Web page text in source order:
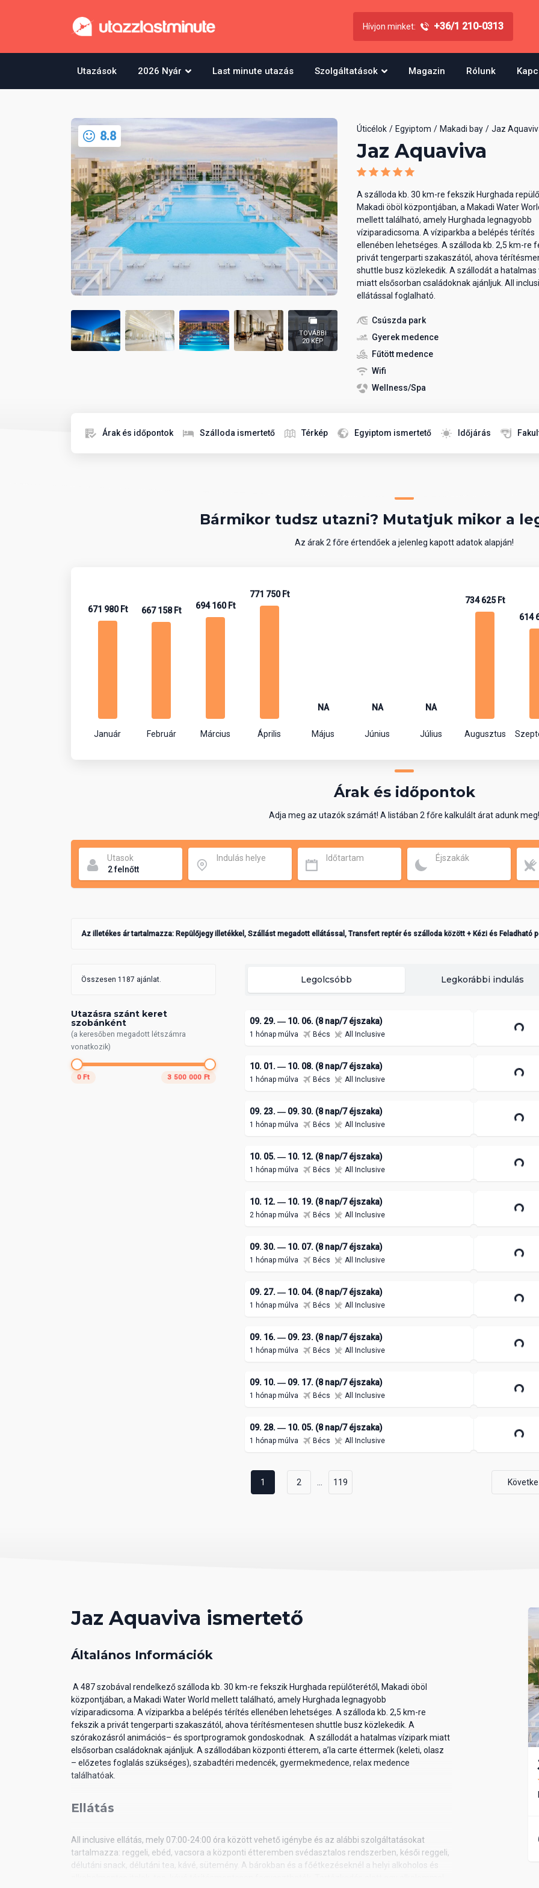
Hívjon minket: +36/1 210-0313
Utazások 2026 Nyár Last minute utazás Szolgáltatások Magazin Rólunk
8.8
TOVÁBBI
20 KÉP
Úticélok Egyiptom Makadi bay Jaz
Jaz Aquaviva
A szálloda kb. 30 km-re fekszik Hurghada
Makadi öböl központjában, a Makadi Water
mellett található, amely Hurghada legnagyobb
víziparadicsoma. A víziparkba a belépés térítés
ellenében lehetséges. A szálloda kb. 2,5 km-re
privát tengerparti szakaszától, ahova
shuttle busz közlekedik. A szállodát a hatalmas
miatt elsősorban családoknak ajánljuk. All
ellátással foglalható.
Csúszda park
Gyerek medence
Fűtött medence
Wifi
Wellness/Spa
Árak és időpontok Szálloda ismertető Térkép Egyiptom ismertető Időjárás
Bármikor tudsz utazni? Mutatjuk mikor a
Az árak 2 főre értendőek a jelenleg kapott adatok alapján!
671 980 Ft
Január
667 158 Ft
Február
694 160 Ft
Március
771 750 Ft
Április
NA
Május
NA
Június
NA
Július
734 625 Ft
Augusztus
614
Árak és időpontok
Adja meg az utazók számát! A listában 2 főre kalkulált árat adunk meg!
Utasok Indulás helye Időtartam Éjszakák
Az illetékes ár tartalmazza: Repülőjegy illetékkel, Szállást megadott ellátással, Transfert reptér és szálloda között + Kézi és Feladható
Összesen 1187 ajánlat.
Utazásra szánt keret
szobánként
(a keresőben megadott létszámra
vonatkozik)
0 Ft 3 500 000 Ft
Legolcsóbb Legkorábbi indulás
09. 29. ― 10. 06. (8 nap/7 éjszaka)
1 hónap múlva Bécs All Inclusive
10. 01. ― 10. 08. (8 nap/7 éjszaka)
1 hónap múlva Bécs All Inclusive
09. 23. ― 09. 30. (8 nap/7 éjszaka)
1 hónap múlva Bécs All Inclusive
10. 05. ― 10. 12. (8 nap/7 éjszaka)
1 hónap múlva Bécs All Inclusive
10. 12. ― 10. 19. (8 nap/7 éjszaka)
2 hónap múlva Bécs All Inclusive
09. 30. ― 10. 07. (8 nap/7 éjszaka)
1 hónap múlva Bécs All Inclusive
09. 27. ― 10. 04. (8 nap/7 éjszaka)
1 hónap múlva Bécs All Inclusive
09. 16. ― 09. 23. (8 nap/7 éjszaka)
1 hónap múlva Bécs All Inclusive
09. 10. ― 09. 17. (8 nap/7 éjszaka)
1 hónap múlva Bécs All Inclusive
09. 28. ― 10. 05. (8 nap/7 éjszaka)
1 hónap múlva Bécs All Inclusive
1 2 119
Jaz Aquaviva ismertető
Általános Információk
A 487 szobával rendelkező szálloda kb. 30 km-re fekszik Hurghada repülőterétől, Makadi öböl
központjában, a Makadi Water World mellett található, amely Hurghada legnagyobb
víziparadicsoma. A víziparkba a belépés térítés ellenében lehetséges. A szálloda kb. 2,5 km-re
fekszik a privát tengerparti szakaszától, ahova térítésmentesen shuttle busz közlekedik. A
szórakozásról animációs– és sportprogramok gondoskodnak. A szállodát a hatalmas vízipark miatt
elsősorban családoknak ajánljuk. A szállodában központi étterem, a’la carte éttermek (keleti, olasz
– előzetes foglalás szükséges), szabadtéri medencék, gyermekmedence, relax medence
találhatóak.
Ellátás
All inclusive ellátás, mely 07:00-24:00 óra között vehető igénybe és az alábbi szolgáltatásokat
tartalmazza: reggeli, ebéd, vacsora a központi étteremben svédasztalos rendszerben, késői reggeli,
délutáni snack, délutáni tea, kávé, sütemény. A bárokban és a főétkezéseknél a helyi alkoholos és